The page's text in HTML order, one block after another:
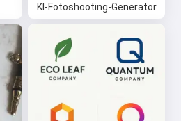
KI-Fotoshooting-Generator